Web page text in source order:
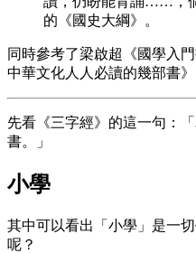
的《國史大綱》。
同時參考了梁啟超《國學入
中華文化人人必讀的幾部書
先看《三字經》的這一句：
書。」
小學
其中可以看出「小學」是一
呢？